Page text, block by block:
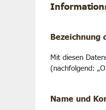
Mit diesen
(nachfolgend:
Name und